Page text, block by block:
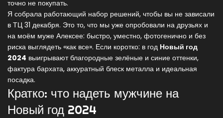
точно не покупать.
Я собрала работающий набор решений, чтобы вы не зависали
в ТЦ 31 декабря. Это то, что мы уже опробовали на друзьях и
на моём муже Алексее: быстро, уместно, фотогенично и без
риска выглядеть «как все». Если коротко: в год Новый год
2024 выигрывают благородные зелёные и синие оттенки,
фактура бархата, аккуратный блеск металла и идеальная
посадка.
Кратко: что надеть мужчине на
Новый год 2024